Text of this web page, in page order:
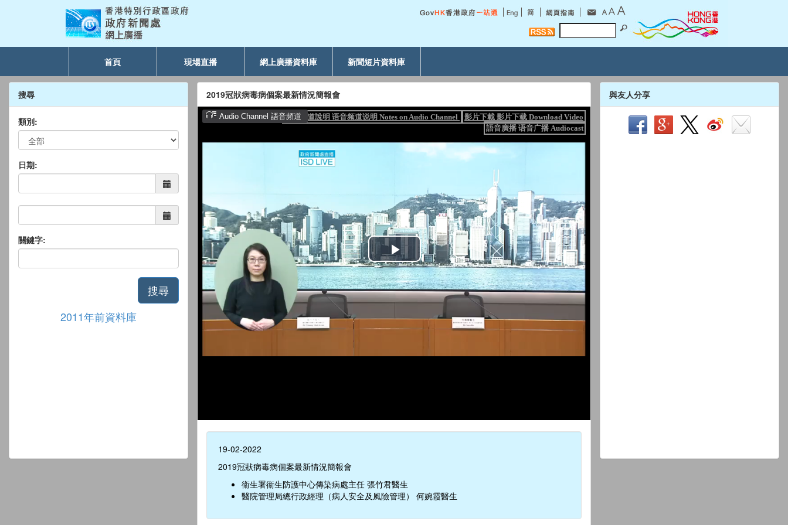
首頁 現場直播 網上廣播資料庫 新聞短片資料庫
搜尋
類別:
日期:
關鍵字:
搜尋
2011年前資料庫
2019冠狀病毒病個案最新情況簡報會
19-02-2022
2019冠狀病毒病個案最新情況簡報會
衞生署衞生防護中心傳染病處主任 張竹君醫生
醫院管理局總行政經理（病人安全及風險管理） 何婉霞醫生
與友人分享